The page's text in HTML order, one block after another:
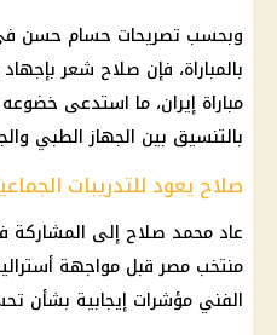
وبحسب تصريحات حسام حسن
بالمباراة، فإن صلاح شعر
مباراة إيران، ما استدعى
بالتنسيق بين الجهاز الطبي
صلاح يعود للتدريبات
عاد محمد صلاح إلى المشاركة
منتخب مصر قبل مواجهة
الفني مؤشرات إيجابية بشأن